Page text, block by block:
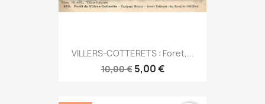
VILLERS-COTTERETS : Foret,...
10,00 € 5,00 €